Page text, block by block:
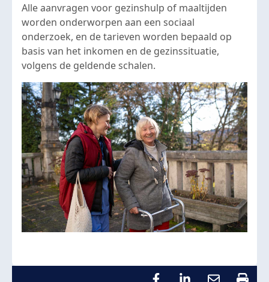
Alle aanvragen voor gezinshulp of maaltijden
worden onderworpen aan een sociaal
onderzoek, en de tarieven worden bepaald op
basis van het inkomen en de gezinssituatie,
volgens de geldende schalen.